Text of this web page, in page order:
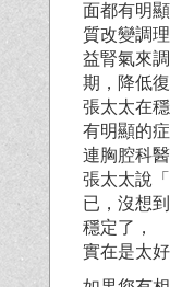
面都有明
質改變調
益腎氣來
期，降低復
張太太在
有明顯的
連胸腔科
張太太說
已，沒想
穩定了，
實在是太好